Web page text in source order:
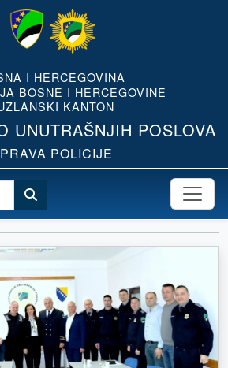
I HERCEGOVINA
BOSNE I HERCEGOVINE
KANTON
UNUTRAŠNJIH POSLOVA
POLICIJE